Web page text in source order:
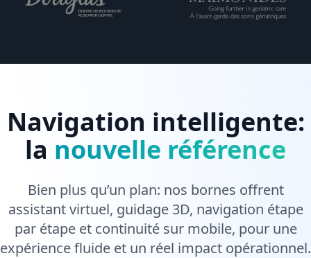
Navigation intelligente:
la nouvelle référence
Bien plus qu’un plan: nos bornes offrent
assistant virtuel, guidage 3D, navigation étape
par étape et continuité sur mobile, pour une
expérience fluide et un réel impact opérationnel.